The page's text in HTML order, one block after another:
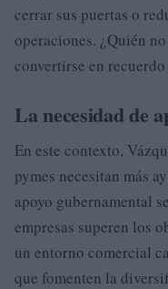
cerrar sus puertas o
operaciones. ¿Quién
convertirse en
La necesidad de
En este contexto,
pymes necesitan más
apoyo gubernamental
empresas superen los
un entorno comercial
que fomenten la